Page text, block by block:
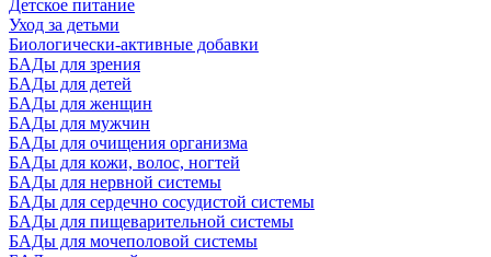
Детское питание
Уход за детьми
Биологически-активные добавки
БАДы для зрения
БАДы для детей
БАДы для женщин
БАДы для мужчин
БАДы для очищения организма
БАДы для кожи, волос, ногтей
БАДы для нервной системы
БАДы для сердечно сосудистой системы
БАДы для пищеварительной системы
БАДы для мочеполовой системы